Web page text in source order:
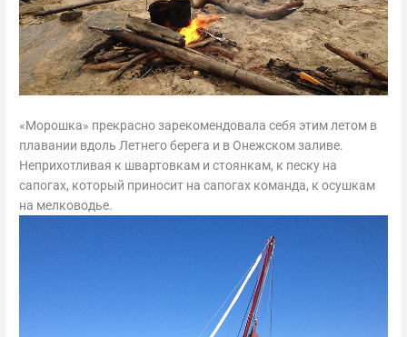
«Морошка» прекрасно зарекомендовала себя этим летом в
плавании вдоль Летнего берега и в Онежском заливе.
Неприхотливая к швартовкам и стоянкам, к песку на
сапогах, который приносит на сапогах команда, к осушкам
на мелководье.